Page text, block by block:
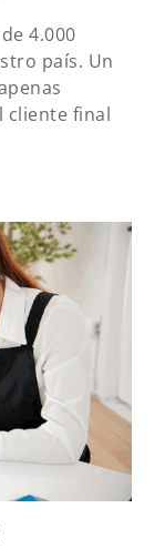
4.000
país. Un
cliente final